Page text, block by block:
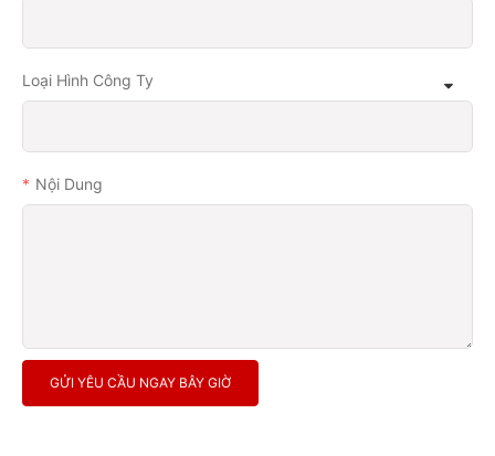
Loại Hình Công Ty
Nội Dung
GỬI YÊU CẦU NGAY BÂY GIỜ